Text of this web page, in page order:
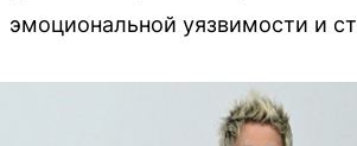
эмоциональной уязвимости и